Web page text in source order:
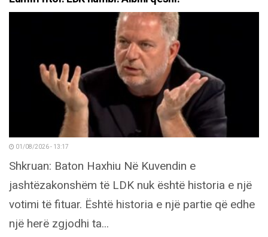
01/08/2026 - 13:17
Shkruan: Baton Haxhiu Në Kuvendin e
jashtëzakonshëm të LDK nuk është historia e një
votimi të fituar. Është historia e një partie që edhe
një herë zgjodhi ta...